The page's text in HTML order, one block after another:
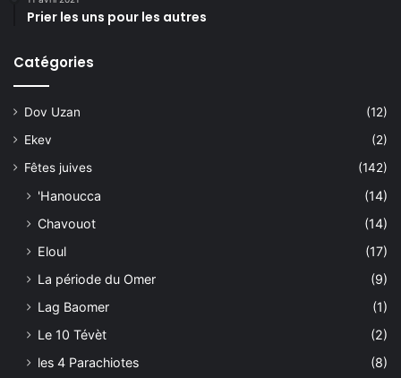
Prier les uns pour les autres
Catégories
Dov Uzan
(12)
Ekev
(2)
Fêtes juives
(142)
'Hanoucca
(14)
Chavouot
(14)
Eloul
(17)
La période du Omer
(9)
Lag Baomer
(1)
Le 10 Tévèt
(2)
les 4 Parachiotes
(8)